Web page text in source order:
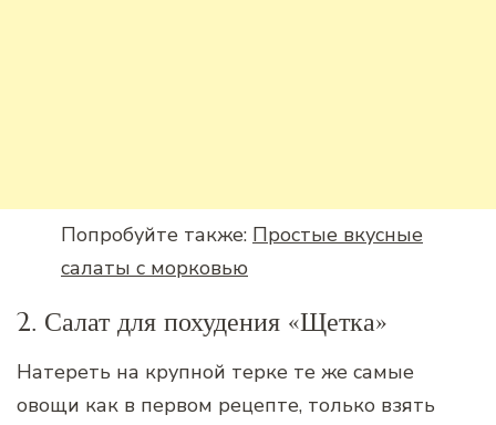
Попробуйте также: Простые вкусные
салаты с морковью
2. Салат для похудения «Щетка»
Натереть на крупной терке те же самые
овощи как в первом рецепте, только взять